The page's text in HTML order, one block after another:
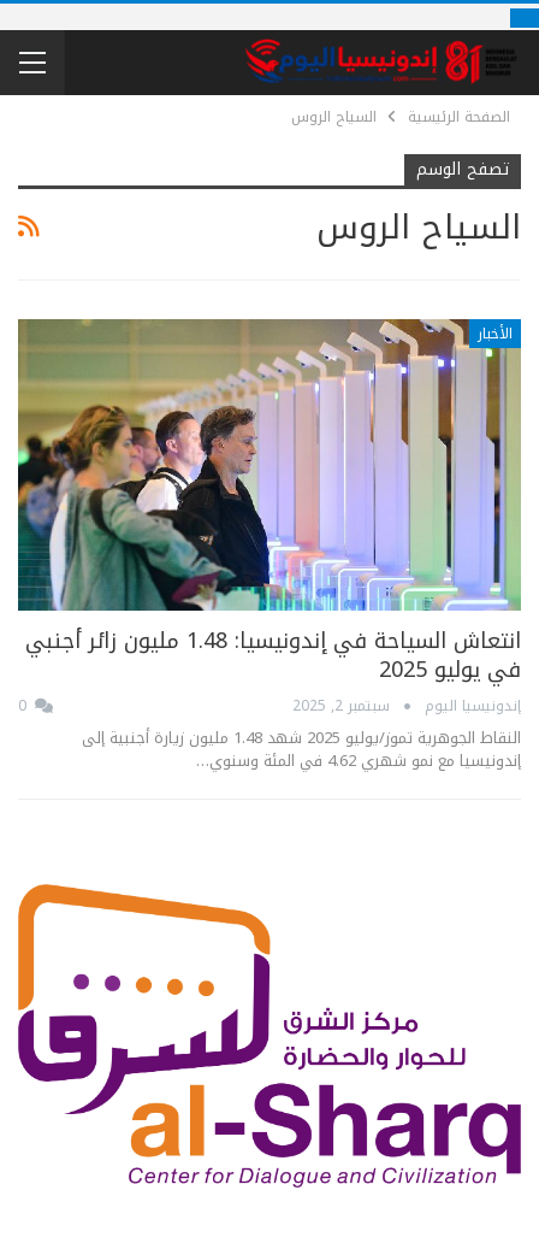
الصفحة الرئيسية السياح الروس
تصفح الوسم
السياح الروس
الأخبار
انتعاش السياحة في إندونيسيا: 1.48 مليون زائر أجنبي
في يوليو 2025
إندونيسيا اليوم سبتمبر 2, 2025
النقاط الجوهرية تموز/يوليو 2025 شهد 1.48 مليون زيارة أجنبية إلى
إندونيسيا مع نمو شهري 4.62 في المئة وسنوي…